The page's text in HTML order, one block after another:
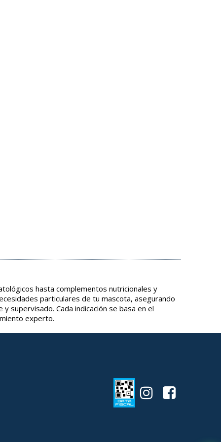
hasta complementos nutricionales y
particulares de tu mascota, asegurando
supervisado. Cada indicación se basa en el
experto.